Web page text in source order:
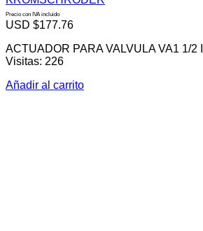
Precio con IVA incluido
USD $177.76
ACTUADOR PARA VALVULA VA1 1/2
Visitas: 226
Añadir al carrito